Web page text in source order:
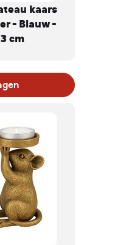
kaars
- Blauw -
cm